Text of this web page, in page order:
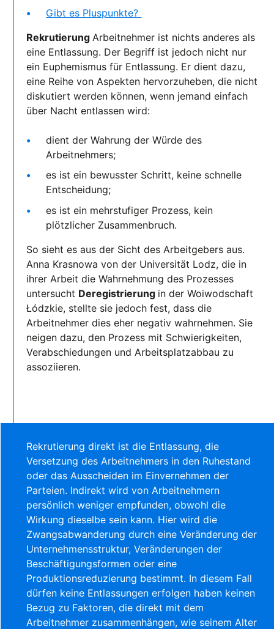
Gibt es Pluspunkte?
Rekrutierung Arbeitnehmer ist nichts anderes als
eine Entlassung. Der Begriff ist jedoch nicht nur
ein Euphemismus für Entlassung. Er dient dazu,
eine Reihe von Aspekten hervorzuheben, die nicht
diskutiert werden können, wenn jemand einfach
über Nacht entlassen wird:
dient der Wahrung der Würde des
Arbeitnehmers;
es ist ein bewusster Schritt, keine schnelle
Entscheidung;
es ist ein mehrstufiger Prozess, kein
plötzlicher Zusammenbruch.
So sieht es aus der Sicht des Arbeitgebers aus.
Anna Krasnowa von der Universität Lodz, die in
ihrer Arbeit die Wahrnehmung des Prozesses
untersucht Deregistrierung in der Woiwodschaft
Łódzkie, stellte sie jedoch fest, dass die
Arbeitnehmer dies eher negativ wahrnehmen. Sie
neigen dazu, den Prozess mit Schwierigkeiten,
Verabschiedungen und Arbeitsplatzabbau zu
assoziieren.
Rekrutierung direkt ist die Entlassung, die
Versetzung des Arbeitnehmers in den Ruhestand
oder das Ausscheiden im Einvernehmen der
Parteien. Indirekt wird von Arbeitnehmern
persönlich weniger empfunden, obwohl die
Wirkung dieselbe sein kann. Hier wird die
Zwangsabwanderung durch eine Veränderung der
Unternehmensstruktur, Veränderungen der
Beschäftigungsformen oder eine
Produktionsreduzierung bestimmt. In diesem Fall
dürfen keine Entlassungen erfolgen haben keinen
Bezug zu Faktoren, die direkt mit dem
Arbeitnehmer zusammenhängen, wie seinem Alter